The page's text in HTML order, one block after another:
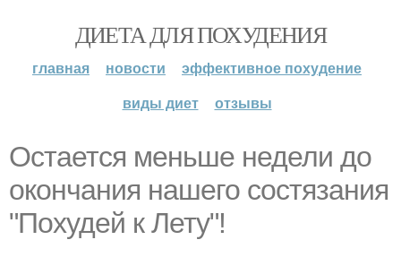
ДИЕТА ДЛЯ ПОХУДЕНИЯ
главная новости
эффективное похудение
виды диет
отзывы
Остается меньше недели до
окончания нашего состязания
"Похудей к Лету"!